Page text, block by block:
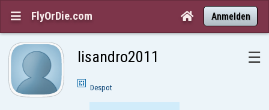
 FlyOrDie.com  Anmelden
lisandro2011 ☰
Despot